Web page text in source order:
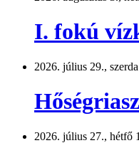
I. fokú
2026. július 29.,
2026. július 27., hétfő